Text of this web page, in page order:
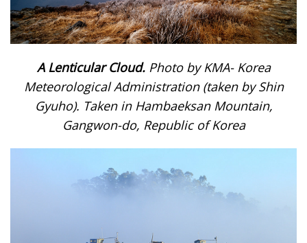
A Lenticular Cloud.Photo by KMA- Korea
Meteorological Administration (taken by Shin
Gyuho). Taken in Hambaeksan Mountain,
Gangwon-do, Republic of Korea